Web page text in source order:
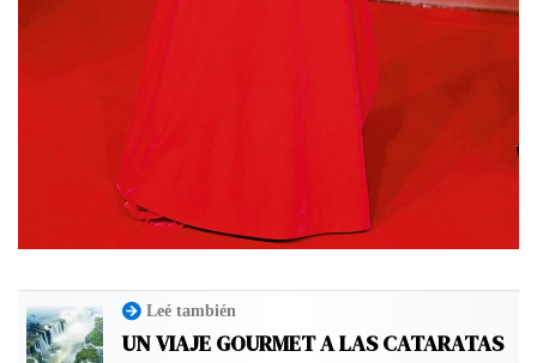
Leé también
UN VIAJE GOURMET A LAS CATARATAS